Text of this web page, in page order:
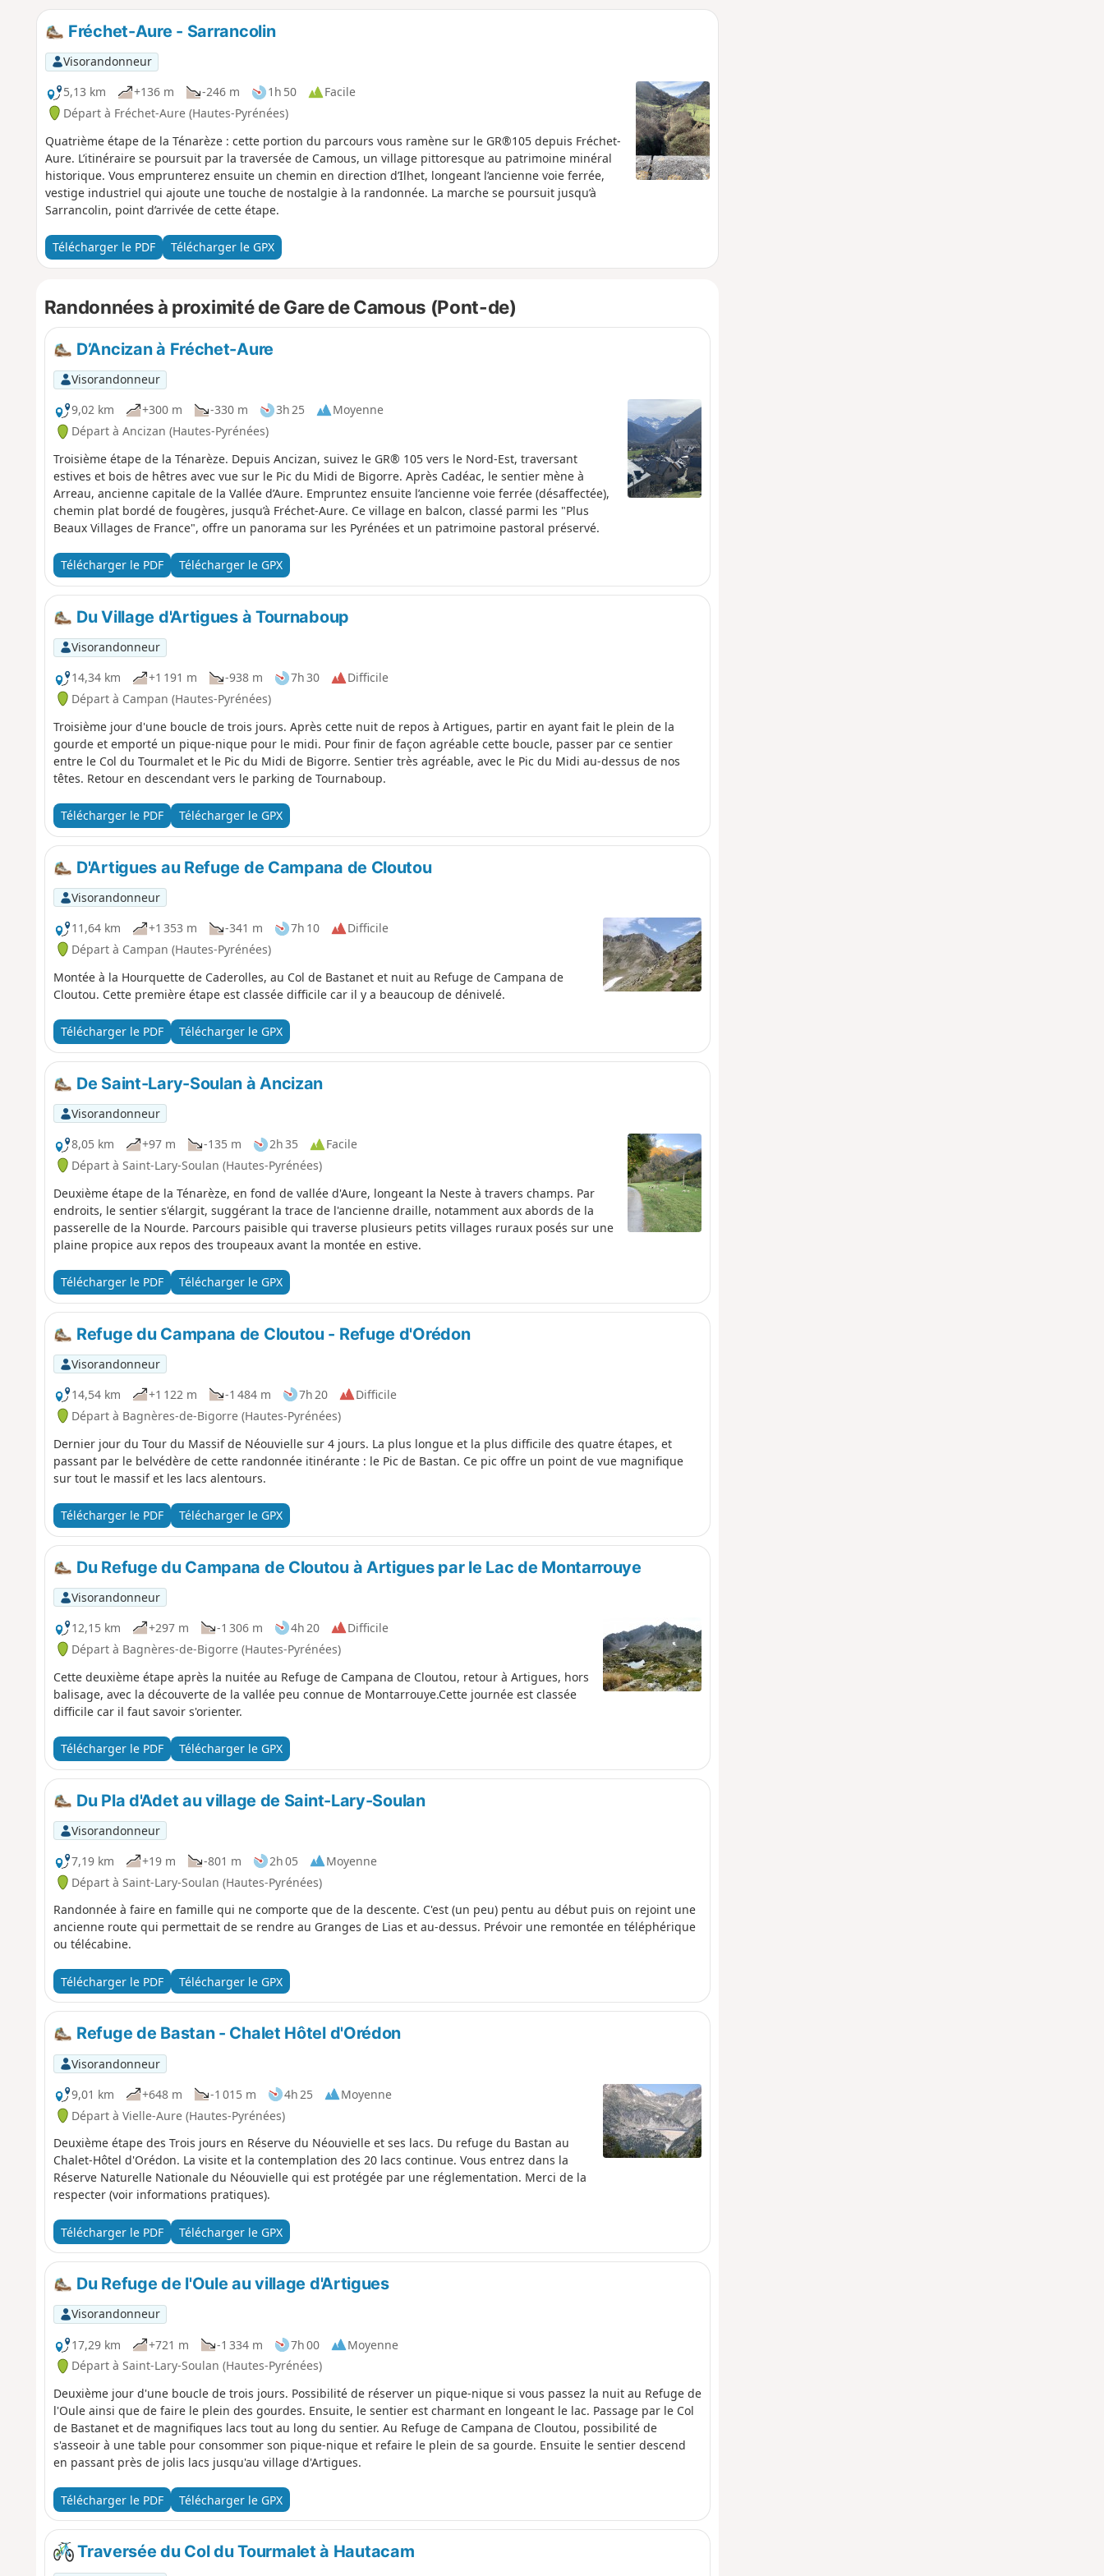
Fréchet-Aure - Sarrancolin
Visorandonneur
5,13 km
+136 m -246 m 1h 50
Facile
Départ à Fréchet-Aure (Hautes-Pyrénées)
Quatrième étape de la Ténarèze : cette portion du parcours vous ramène sur le GR®105 depuis Fréchet-
Aure. L’itinéraire se poursuit par la traversée de Camous, un village pittoresque au patrimoine minéral
historique. Vous emprunterez ensuite un chemin en direction d’Ilhet, longeant l’ancienne voie ferrée,
vestige industriel qui ajoute une touche de nostalgie à la randonnée. La marche se poursuit jusqu’à
Sarrancolin, point d’arrivée de cette étape.
Télécharger le PDF Télécharger le GPX
Randonnées à proximité de Gare de Camous (Pont-de)
D’Ancizan à Fréchet-Aure
Visorandonneur
9,02 km
+300 m -330 m 3h 25
Moyenne
Départ à Ancizan (Hautes-Pyrénées)
Troisième étape de la Ténarèze. Depuis Ancizan, suivez le GR® 105 vers le Nord-Est, traversant
estives et bois de hêtres avec vue sur le Pic du Midi de Bigorre. Après Cadéac, le sentier mène à
Arreau, ancienne capitale de la Vallée d’Aure. Empruntez ensuite l’ancienne voie ferrée (désaffectée),
chemin plat bordé de fougères, jusqu’à Fréchet-Aure. Ce village en balcon, classé parmi les "Plus
Beaux Villages de France", offre un panorama sur les Pyrénées et un patrimoine pastoral préservé.
Télécharger le PDF Télécharger le GPX
Du Village d'Artigues à Tournaboup
Visorandonneur
14,34 km
+1 191 m -938 m 7h 30
Difficile
Départ à Campan (Hautes-Pyrénées)
Troisième jour d'une boucle de trois jours. Après cette nuit de repos à Artigues, partir en ayant fait le plein de la
gourde et emporté un pique-nique pour le midi. Pour finir de façon agréable cette boucle, passer par ce sentier
entre le Col du Tourmalet et le Pic du Midi de Bigorre. Sentier très agréable, avec le Pic du Midi au-dessus de nos
têtes. Retour en descendant vers le parking de Tournaboup.
Télécharger le PDF Télécharger le GPX
D'Artigues au Refuge de Campana de Cloutou
Visorandonneur
11,64 km
+1 353 m -341 m 7h 10
Difficile
Départ à Campan (Hautes-Pyrénées)
Montée à la Hourquette de Caderolles, au Col de Bastanet et nuit au Refuge de Campana de
Cloutou. Cette première étape est classée difficile car il y a beaucoup de dénivelé.
Télécharger le PDF Télécharger le GPX
De Saint-Lary-Soulan à Ancizan
Visorandonneur
8,05 km
+97 m -135 m 2h 35
Facile
Départ à Saint-Lary-Soulan (Hautes-Pyrénées)
Deuxième étape de la Ténarèze, en fond de vallée d'Aure, longeant la Neste à travers champs. Par
endroits, le sentier s'élargit, suggérant la trace de l'ancienne draille, notamment aux abords de la
passerelle de la Nourde. Parcours paisible qui traverse plusieurs petits villages ruraux posés sur une
plaine propice aux repos des troupeaux avant la montée en estive.
Télécharger le PDF Télécharger le GPX
Refuge du Campana de Cloutou - Refuge d'Orédon
Visorandonneur
14,54 km
+1 122 m -1 484 m 7h 20
Difficile
Départ à Bagnères-de-Bigorre (Hautes-Pyrénées)
Dernier jour du Tour du Massif de Néouvielle sur 4 jours. La plus longue et la plus difficile des quatre étapes, et
passant par le belvédère de cette randonnée itinérante : le Pic de Bastan. Ce pic offre un point de vue magnifique
sur tout le massif et les lacs alentours.
Télécharger le PDF Télécharger le GPX
Du Refuge du Campana de Cloutou à Artigues par le Lac de Montarrouye
Visorandonneur
12,15 km
+297 m -1 306 m 4h 20
Difficile
Départ à Bagnères-de-Bigorre (Hautes-Pyrénées)
Cette deuxième étape après la nuitée au Refuge de Campana de Cloutou, retour à Artigues, hors
balisage, avec la découverte de la vallée peu connue de Montarrouye.Cette journée est classée
difficile car il faut savoir s'orienter.
Télécharger le PDF Télécharger le GPX
Du Pla d'Adet au village de Saint-Lary-Soulan
Visorandonneur
7,19 km
+19 m -801 m 2h 05
Moyenne
Départ à Saint-Lary-Soulan (Hautes-Pyrénées)
Randonnée à faire en famille qui ne comporte que de la descente. C'est (un peu) pentu au début puis on rejoint une
ancienne route qui permettait de se rendre au Granges de Lias et au-dessus. Prévoir une remontée en téléphérique
ou télécabine.
Télécharger le PDF Télécharger le GPX
Refuge de Bastan - Chalet Hôtel d'Orédon
Visorandonneur
9,01 km
+648 m -1 015 m 4h 25
Moyenne
Départ à Vielle-Aure (Hautes-Pyrénées)
Deuxième étape des Trois jours en Réserve du Néouvielle et ses lacs. Du refuge du Bastan au
Chalet-Hôtel d'Orédon. La visite et la contemplation des 20 lacs continue. Vous entrez dans la
Réserve Naturelle Nationale du Néouvielle qui est protégée par une réglementation. Merci de la
respecter (voir informations pratiques).
Télécharger le PDF Télécharger le GPX
Du Refuge de l'Oule au village d'Artigues
Visorandonneur
17,29 km
+721 m -1 334 m 7h 00
Moyenne
Départ à Saint-Lary-Soulan (Hautes-Pyrénées)
Deuxième jour d'une boucle de trois jours. Possibilité de réserver un pique-nique si vous passez la nuit au Refuge de
l'Oule ainsi que de faire le plein des gourdes. Ensuite, le sentier est charmant en longeant le lac. Passage par le Col
de Bastanet et de magnifiques lacs tout au long du sentier. Au Refuge de Campana de Cloutou, possibilité de
s'asseoir à une table pour consommer son pique-nique et refaire le plein de sa gourde. Ensuite le sentier descend
en passant près de jolis lacs jusqu'au village d'Artigues.
Télécharger le PDF Télécharger le GPX
Traversée du Col du Tourmalet à Hautacam